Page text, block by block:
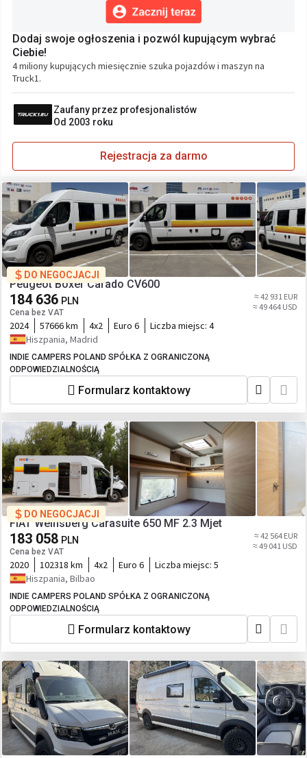
Dodaj swoje ogłoszenia i pozwól kupującym wybrać
Ciebie!
4 miliony kupujących miesięcznie szuka pojazdów i maszyn na
Truck1.
Zaufany przez profesjonalistów
Od 2003 roku
Rejestracja za darmo
DO NEGOCJACJI
Peugeot Boxer Carado CV600
184 636 PLN
Cena bez VAT
≈ 42 931 EUR
≈ 49 464 USD
2024 57666 km 4x2 Euro 6 Liczba miejsc: 4
Hiszpania, Madrid
INDIE CAMPERS POLAND SPÓŁKA Z OGRANICZONĄ
ODPOWIEDZIALNOŚCIĄ
Formularz kontaktowy
DO NEGOCJACJI
FIAT Weinsberg Carasuite 650 MF 2.3 Mjet
183 058 PLN
Cena bez VAT
≈ 42 564 EUR
≈ 49 041 USD
2020 102318 km 4x2 Euro 6 Liczba miejsc: 5
Hiszpania, Bilbao
INDIE CAMPERS POLAND SPÓŁKA Z OGRANICZONĄ
ODPOWIEDZIALNOŚCIĄ
Formularz kontaktowy